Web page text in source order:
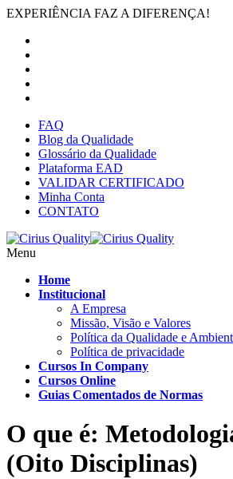
EXPERIÊNCIA FAZ A DIFERENÇA!
FAQ
Blog da Qualidade
Glossário da Qualidade
Plataforma EAD
VALIDAR CERTIFICADO
Minha Conta
CONTATO
Menu
Home
Institucional
A Empresa
Missão, Visão e Valores
Política da Qualidade e
Política de privacidade
Cursos In Company
Cursos Online
Guias Comentados de Normas
O que é:
(Oito Disciplinas)